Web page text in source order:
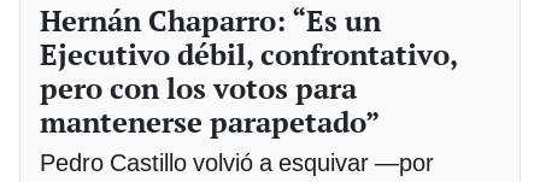
Hernán Chaparro: “Es un
Ejecutivo débil, confrontativo,
pero con los votos para
mantenerse parapetado”
Pedro Castillo volvió a esquivar —por